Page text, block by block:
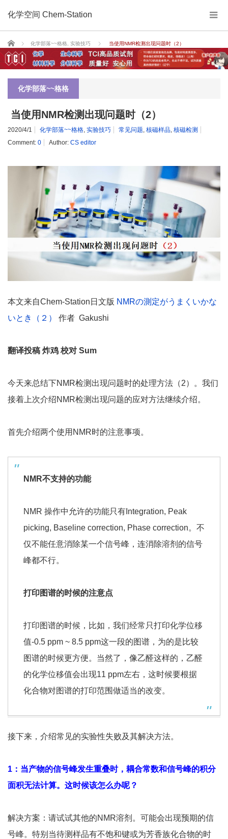
化学空间 Chem-Station
Home 化学部落~~格格 实验技巧 当使用NMR检测出现问题时（2）
化学部落~~格格
当使用NMR检测出现问题时（2）
2020/4/1 化学部落~~格格 实验技巧 常见问题 核磁样品 核磁检测
Comment: 0 Author: CS editor
本文来自Chem-Station日文版 NMRの測定がうまくいかな
いとき（２）
作者 Gakushi
翻译投稿 炸鸡 校对 Sum
今天来总结下NMR检测出现问题时的处理方法（2）。我们
接着上次介绍NMR检测出现问题的应对方法继续介绍。
首先介绍两个使用NMR时的注意事项。
NMR不支持的功能
NMR 操作中允许的功能只有Integration, Peak
picking, Baseline correction, Phase correction。不
仅不能任意消除某一个信号峰，连消除溶剂的信号
峰都不行。
打印图谱的时候的注意点
打印图谱的时候，比如，我们经常只打印化学位移
值-0.5 ppm ~ 8.5 ppm这一段的图谱，为的是比较
图谱的时候更方便。当然了，像乙醛这样的，乙醛
的化学位移值会出现11 ppm左右，这时候要根据
化合物对图谱的打印范围做适当的改变。
接下来，介绍常见的实验性失败及其解决方法。
1：当产物的信号峰发生重叠时，耦合常数和信号峰的积分
面积无法计算。这时候该怎么办呢？
解决方案：请试试其他的NMR溶剂。可能会出现预期的信
号峰。特别当待测样品有不饱和键或为芳香族化合物的时